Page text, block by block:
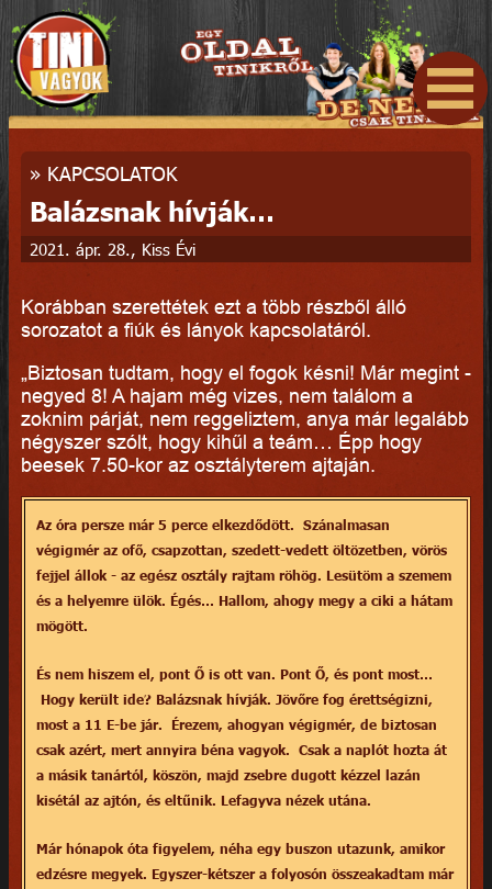
» KAPCSOLATOK
Balázsnak hívják…
2021. ápr. 28., Kiss Évi
Korábban szerettétek ezt a több részből álló
sorozatot a fiúk és lányok kapcsolatáról.
„Biztosan tudtam, hogy el fogok késni! Már megint -
negyed 8! A hajam még vizes, nem találom a
zoknim párját, nem reggeliztem, anya már legalább
négyszer szólt, hogy kihűl a teám… Épp hogy
beesek 7.50-kor az osztályterem ajtaján.
Az óra persze már 5 perce elkezdődött. Szánalmasan
végigmér az ofő, csapzottan, szedett-vedett öltözetben, vörös
fejjel állok - az egész osztály rajtam röhög. Lesütöm a szemem
és a helyemre ülök. Égés… Hallom, ahogy megy a ciki a hátam
mögött.
És nem hiszem el, pont Ő is ott van. Pont Ő, és pont most…
Hogy került ide? Balázsnak hívják. Jövőre fog érettségizni,
most a 11 E-be jár. Érezem, ahogyan végigmér, de biztosan
csak azért, mert annyira béna vagyok. Csak a naplót hozta át
a másik tanártól, köszön, majd zsebre dugott kézzel lazán
kisétál az ajtón, és eltűnik. Lefagyva nézek utána.
Már hónapok óta figyelem, néha egy buszon utazunk, amikor
edzésre megyek. Egyszer-kétszer a folyosón összeakadtam már